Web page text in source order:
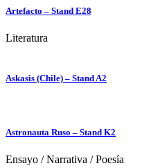
Artefacto – Stand E28
Literatura
Askasis (Chile) – Stand A2
Astronauta Ruso – Stand K2
Ensayo /Narrativa /Poesía